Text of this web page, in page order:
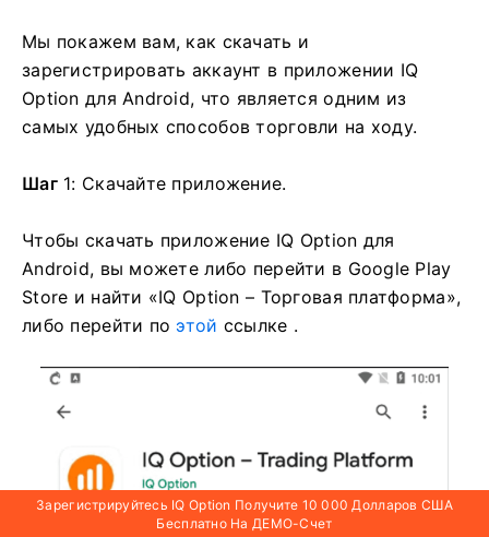
Мы покажем вам, как скачать и
зарегистрировать аккаунт в приложении IQ
Option для Android, что является одним из
самых удобных способов торговли на ходу.
Шаг1: Скачайте приложение.
Чтобы скачать приложение IQ Option для
Android, вы можете либо перейти в Google Play
Store и найти «IQ Option – Торговая платформа»,
либо перейти по этой ссылке .
Зарегистрируйтесь IQ Option Получите 10 000 Долларов США
Бесплатно На ДЕМО-Счет